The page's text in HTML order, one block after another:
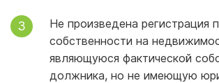
Не произведена регистрация
собственности на
являющуюся фактической
должника, но не имеющую